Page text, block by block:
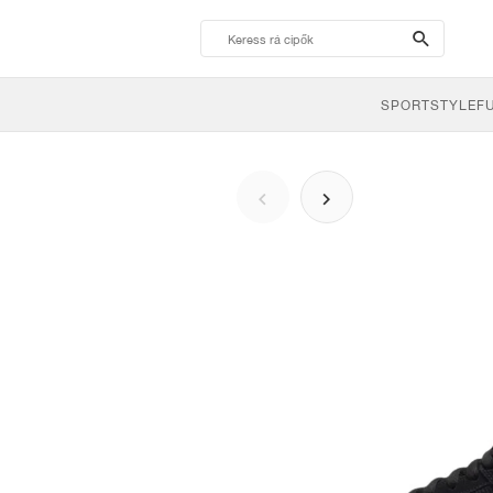
search-
btn
SPORTSTYLE